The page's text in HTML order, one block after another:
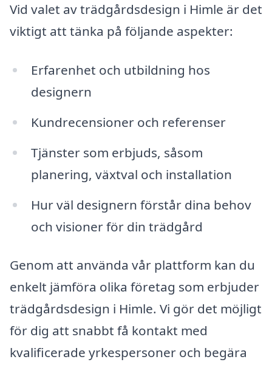
Vid valet av trädgårdsdesign i Himle är det
viktigt att tänka på följande aspekter:
Erfarenhet och utbildning hos
designern
Kundrecensioner och referenser
Tjänster som erbjuds, såsom
planering, växtval och installation
Hur väl designern förstår dina behov
och visioner för din trädgård
Genom att använda vår plattform kan du
enkelt jämföra olika företag som erbjuder
trädgårdsdesign i Himle. Vi gör det möjligt
för dig att snabbt få kontakt med
kvalificerade yrkespersoner och begära